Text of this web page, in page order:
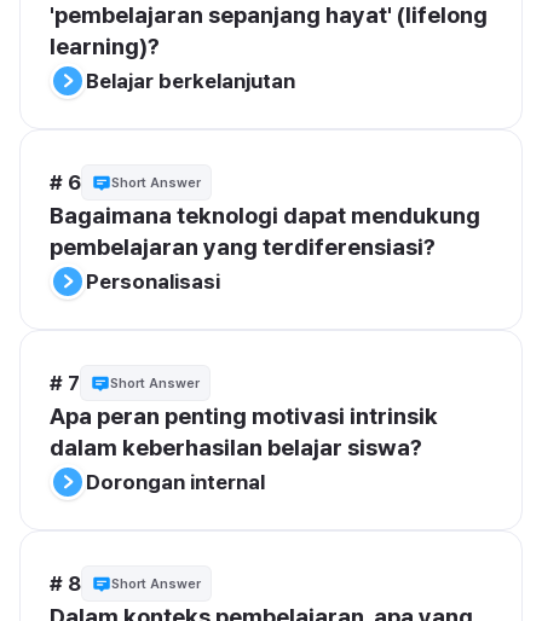
'pembelajaran sepanjang hayat' (lifelong
learning)?
Belajar berkelanjutan
# 6 Short Answer
Bagaimana teknologi dapat mendukung
pembelajaran yang terdiferensiasi?
Personalisasi
# 7 Short Answer
Apa peran penting motivasi intrinsik
dalam keberhasilan belajar siswa?
Dorongan internal
# 8 Short Answer